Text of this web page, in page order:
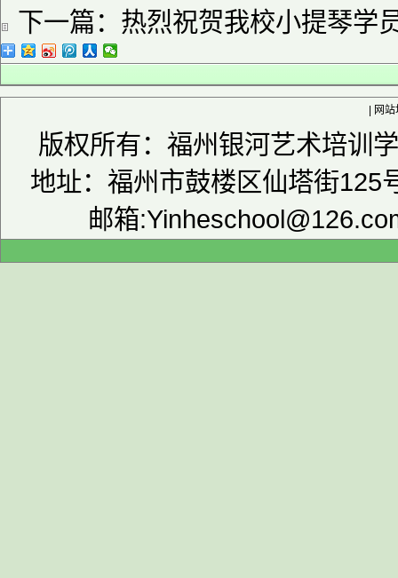
下一篇： 热烈祝贺我校小提琴学
| 网
版权所有：福州银河艺术培
地址：福州市鼓楼区仙塔街
邮箱